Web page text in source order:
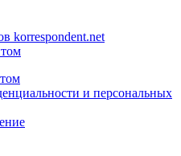
korrespondent.net
и персональных